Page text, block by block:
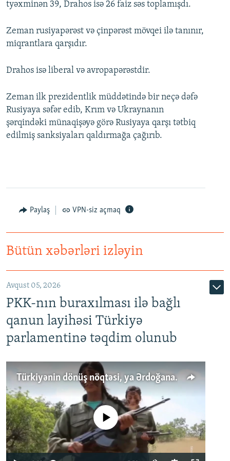
tyəxminən 39, Drahos isə 26 faiz səs toplamışdı.
Zeman rusiyapərəst və çinpərəst mövqei ilə tanınır,
miqrantlara qarşıdır.
Drahos isə liberal və avropapərəstdir.
Zeman ilk prezidentlik müddətində bir neçə dəfə
Rusiyaya səfər edib, Krım və Ukraynanın
şərqindəki münaqişəyə görə Rusiyaya qarşı tətbiq
edilmiş sanksiyaları qaldırmağa çağırıb.
Paylaş VPN-siz açmaq
Bütün xəbərləri izləyin
Avqust 05, 2026
PKK-nın buraxılması ilə bağlı
qanun layihəsi Türkiyə
parlamentinə təqdim olunub
Türkiyənin dönüş nöqtəsi, ya Ərdoğana üçüncü şans: PKK ilə qəfil barışıq nə deməkdir?
No media source currently available